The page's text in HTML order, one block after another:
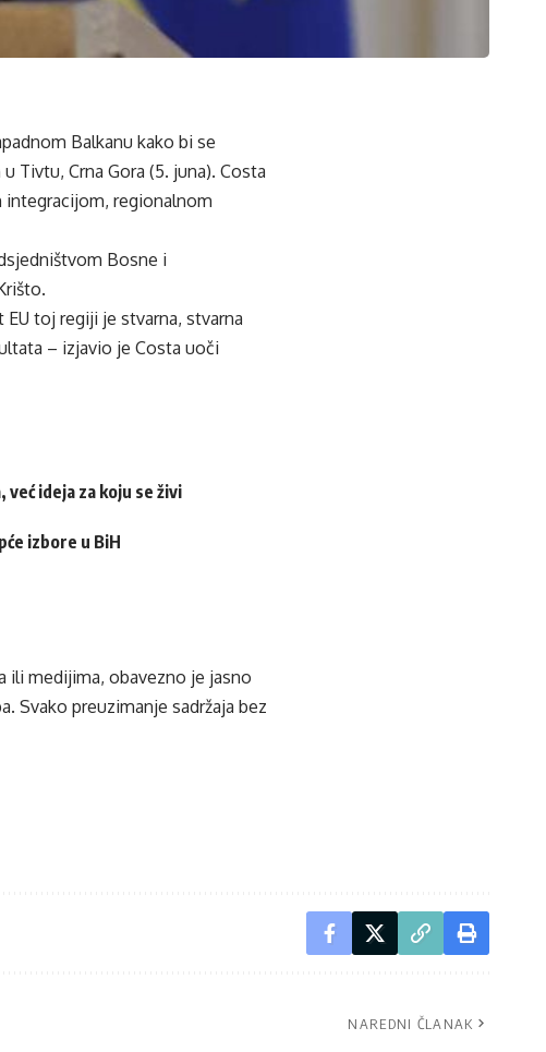
Balkanu kako bi se
Tivtu, Crna Gora (5. juna). Costa
integracijom, regionalnom
Bosne i
toj regiji je stvarna, stvarna
– izjavio je Costa uoči
ideja za koju se živi
izbore u BiH
ili medijima, obavezno je jasno
. Svako preuzimanje sadržaja bez
NAREDNI ČLANAK